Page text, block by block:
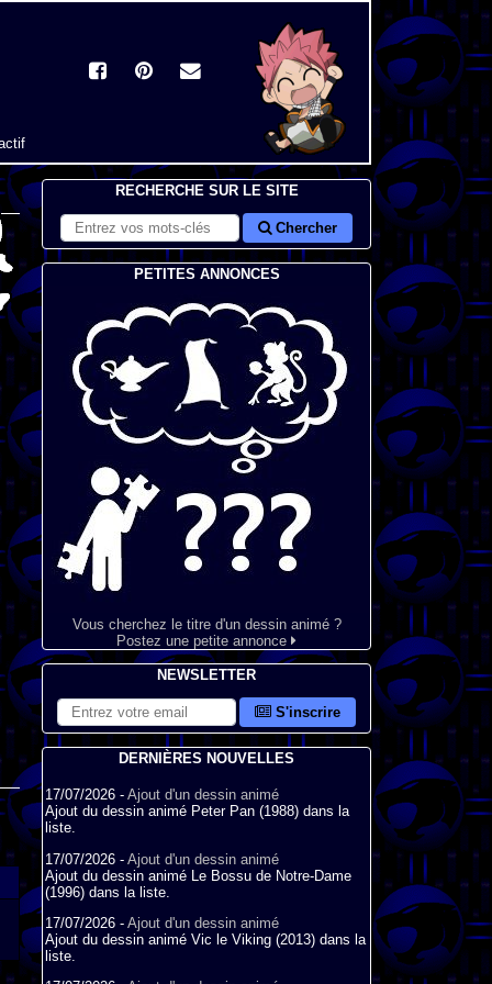
RECHERCHE SUR LE SITE
Chercher
PETITES ANNONCES
Vous cherchez le titre d'un dessin animé ?
Postez une petite annonce
NEWSLETTER
S'inscrire
DERNIÈRES NOUVELLES
17/07/2026 - Ajout d'un dessin animé
Ajout du dessin animé Peter Pan (1988) dans la
liste.
17/07/2026 - Ajout d'un dessin animé
Ajout du dessin animé Le Bossu de Notre-Dame
(1996) dans la liste.
17/07/2026 - Ajout d'un dessin animé
Ajout du dessin animé Vic le Viking (2013) dans la
liste.